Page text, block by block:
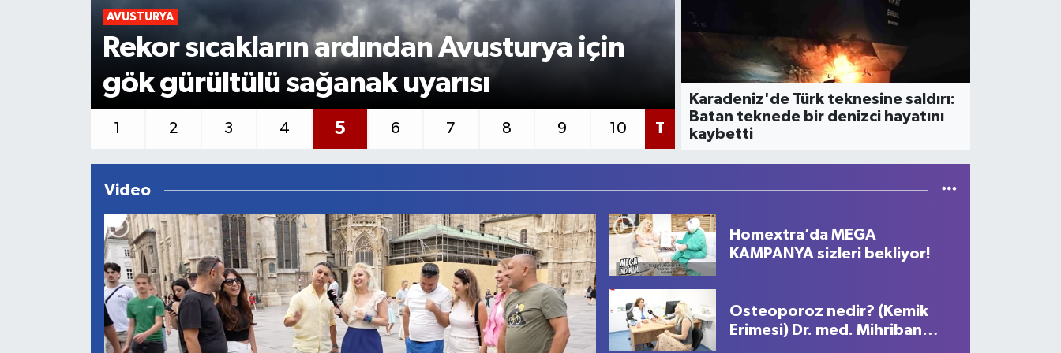
DÜNYA
Avrupa'da yangınlar: Girit'te tahliye
edilen binlerce kişi evlerine geri döndü
DÜNYA
Kokura'nın şansı: İki kez
bombasından kurtulan şehir
1 2 3 4 5 6 7 8 9 10 T
Karadeniz'de Türk teknesine saldırı:
Batan teknede bir denizci hayatını
kaybetti
Video
Homextra’da MEGA
KAMPANYA sizleri bekliyor!
Osteoporoz nedir? (Kemik
Erimesi) Dr. med. Mihriban